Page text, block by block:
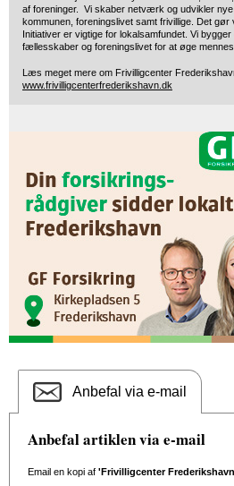
af foreninger. Vi skaber netværk og udvikler
kommunen, foreningslivet samt frivillige. Det
Initiativer er vigtige for lokalsamfundet. Vi
fællesskaber og foreningslivet for at øge
Læs meget mere om Frivilligcenter
www.frivilligcenterfrederikshavn.dk
Anbefal via e-mail
Anbefal artiklen via e-mail
Email en kopi af 'Frivilligcenter